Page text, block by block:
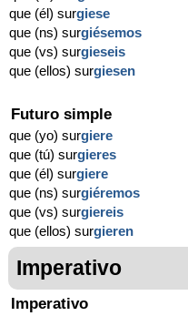
que (él) surgiese
que (ns) surgiésemos
que (vs) surgieseis
que (ellos) surgiesen
Futuro simple
que (yo) surgiere
que (tú) surgieres
que (él) surgiere
que (ns) surgiéremos
que (vs) surgiereis
que (ellos) surgieren
Imperativo
Imperativo